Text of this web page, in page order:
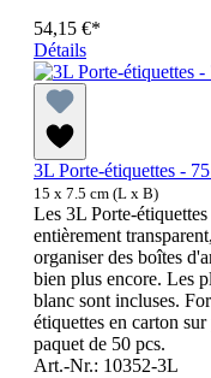
54,15 €*
Détails
3L Porte-étiquettes -
15 x 7.5 cm (L x B)
Les 3L Porte-
entièrement
organiser des boîtes
bien plus encore. Les
blanc sont incluses.
étiquettes en carton
paquet de 50 pcs.
Art.-Nr.: 10352-3L